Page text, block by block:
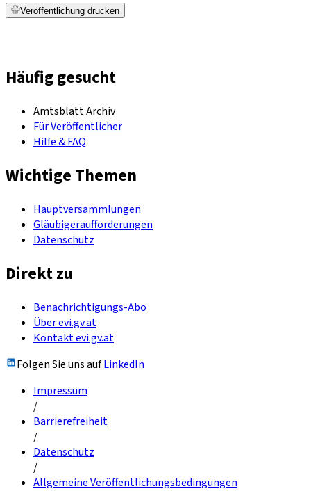
Veröffentlichung drucken
Häufig gesucht
Amtsblatt Archiv
Für Veröffentlicher
Hilfe & FAQ
Wichtige Themen
Hauptversammlungen
Gläubigeraufforderungen
Datenschutz
Direkt zu
Benachrichtigungs-Abo
Über evi.gv.at
Kontakt evi.gv.at
Folgen Sie uns aufLinkedIn
Impressum
/
Barrierefreiheit
/
Datenschutz
/
Allgemeine Veröffentlichungsbedingungen